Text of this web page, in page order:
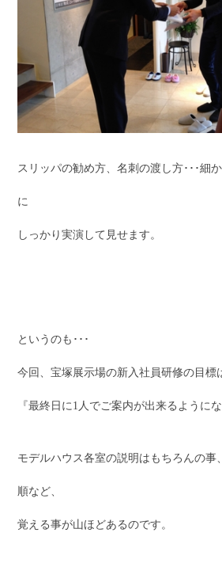
スリッパの勧め方、名刺の渡し方･･･細
に
しっかり実演して見せます。
というのも･･･
今回、宝塚展示場の新入社員研修の目標
『最終日に1人でご案内が出来るようにな
モデルハウス各室の説明はもちろんの事
順など、
覚える事が山ほどあるのです。